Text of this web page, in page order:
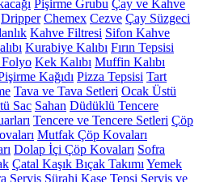
Pişirme Grubu Çay ve Kahve
Dripper Chemex Cezve Çay Süzgeci
Kahve Filtresi Sifon Kahve
Kurabiye Kalıbı Fırın Tepsisi
Kek Kalıbı Muffin Kalıbı
Kağıdı Pizza Tepsisi Tart
Tava ve Tava Setleri Ocak Üstü
Sac Sahan Düdüklü Tencere
Tencere ve Tencere Setleri Çöp
Mutfak Çöp Kovaları
Dolap İçi Çöp Kovaları Sofra
Çatal Kaşık Bıçak Takımı Yemek
Servis Sürahi Kase Tepsi Servis ve